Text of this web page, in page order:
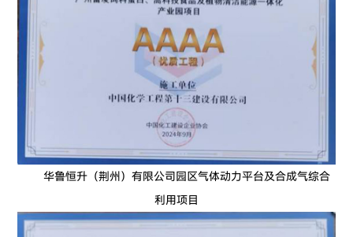
华鲁恒升（荆州）有限公司园区气体动力平台及合成气综合
利用项目